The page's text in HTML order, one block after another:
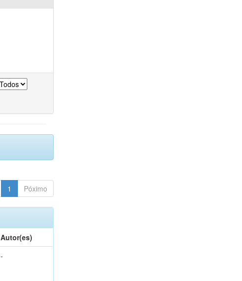
1 Póximo
Autor(es)
-